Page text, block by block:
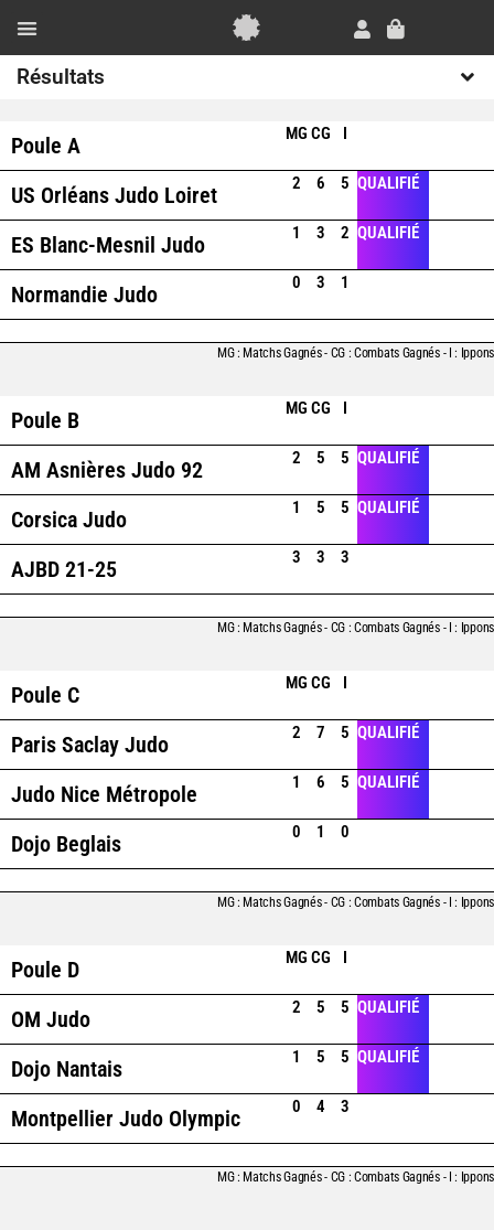
contenu
Panier
Résultats
Poule A MG CG I
US Orléans Judo Loiret 2 6 5 QUALIFIÉ
ES Blanc-Mesnil Judo 1 3 2 QUALIFIÉ
Normandie Judo 0 3 1
MG : Matchs Gagnés - CG : Combats Gagnés - I : Ippons
Poule B MG CG I
AM Asnières Judo 92 2 5 5 QUALIFIÉ
Corsica Judo 1 5 5 QUALIFIÉ
AJBD 21-25 3 3 3
MG : Matchs Gagnés - CG : Combats Gagnés - I : Ippons
Poule C MG CG I
Paris Saclay Judo 2 7 5 QUALIFIÉ
Judo Nice Métropole 1 6 5 QUALIFIÉ
Dojo Beglais 0 1 0
MG : Matchs Gagnés - CG : Combats Gagnés - I : Ippons
Poule D MG CG I
OM Judo 2 5 5 QUALIFIÉ
Dojo Nantais 1 5 5 QUALIFIÉ
Montpellier Judo Olympic 0 4 3
MG : Matchs Gagnés - CG : Combats Gagnés - I : Ippons